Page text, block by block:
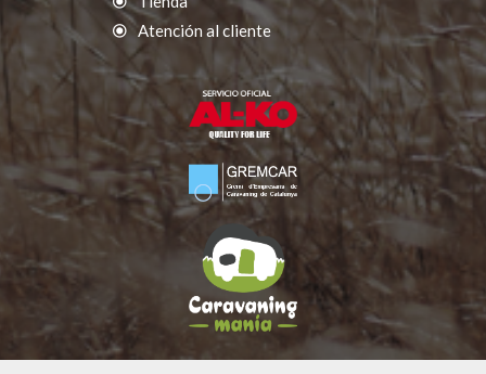
Atención al cliente